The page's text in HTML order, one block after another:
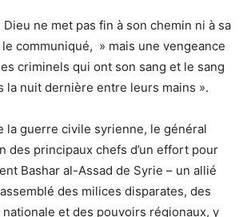
ne met pas fin à son chemin ni à sa
communiqué, » mais une vengeance
criminels qui ont son sang et le sang
la nuit dernière entre leurs mains ».
la guerre civile syrienne, le général
des principaux chefs d’un effort pour
Bashar al-Assad de Syrie – un allié
des milices disparates, des
et des pouvoirs régionaux, y